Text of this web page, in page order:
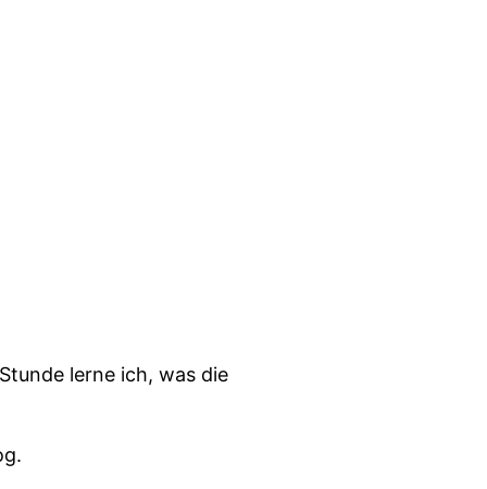
lerne ich, was die